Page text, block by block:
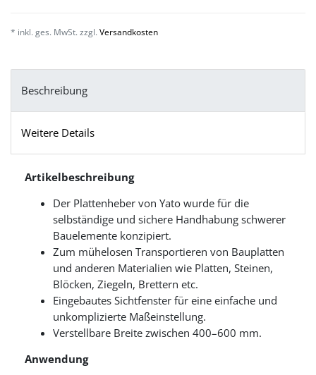
* inkl. ges. MwSt. zzgl. Versandkosten
Beschreibung
Weitere Details
Artikelbeschreibung
Der Plattenheber von Yato wurde für die
selbständige und sichere Handhabung schwerer
Bauelemente konzipiert.
Zum mühelosen Transportieren von Bauplatten
und anderen Materialien wie Platten, Steinen,
Blöcken, Ziegeln, Brettern etc.
Eingebautes Sichtfenster für eine einfache und
unkomplizierte Maßeinstellung.
Verstellbare Breite zwischen 400–600 mm.
Anwendung